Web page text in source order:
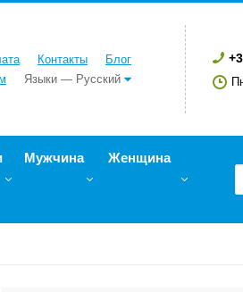
Контакты
Блог
Языки — Русский
Мужчина Женщина